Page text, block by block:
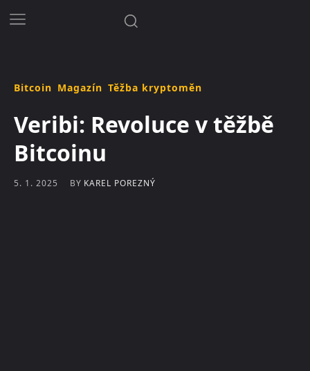
Bitcoin Magazín Těžba kryptoměn
Veribi: Revoluce v těžbě
Bitcoinu
5. 1. 2025 BY KAREL POREZNÝ